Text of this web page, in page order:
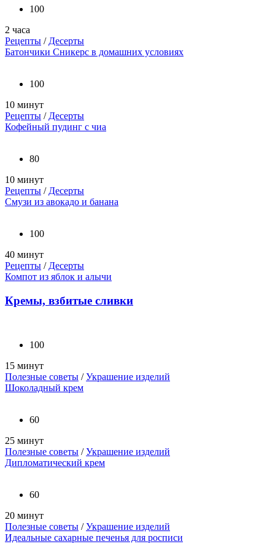
100
2 часа
Рецепты / Десерты
Батончики Сникерс в домашних условиях
100
10 минут
Рецепты / Десерты
Кофейный пудинг с чиа
80
10 минут
Рецепты / Десерты
Смузи из авокадо и банана
100
40 минут
Рецепты / Десерты
Компот из яблок и алычи
Кремы, взбитые сливки
100
15 минут
Полезные советы /Украшение изделий
Шоколадный крем
60
25 минут
Полезные советы /Украшение изделий
Дипломатический крем
60
20 минут
Полезные советы /Украшение изделий
Идеальные сахарные печенья для росписи